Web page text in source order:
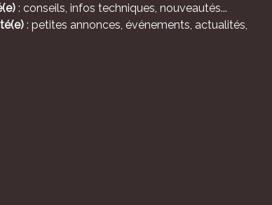
: conseils, infos techniques, nouveautés...
: petites annonces, événements, actualités,